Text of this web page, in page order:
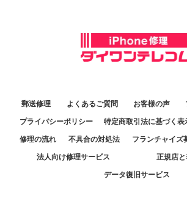
郵送修理 よくあるご質問 お客様の声
プライバシーポリシー 特定商取引法に基づく表
修理の流れ 不具合の対処法 フランチャイズ
法人向け修理サービス 正規店
データ復旧サービス